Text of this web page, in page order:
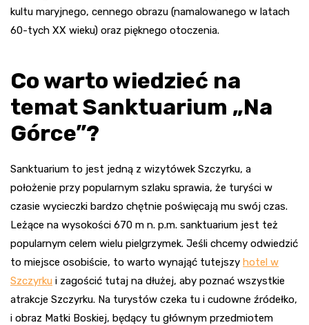
kultu maryjnego, cennego obrazu (namalowanego w latach
60-tych XX wieku) oraz pięknego otoczenia.
Co warto wiedzieć na
temat Sanktuarium „Na
Górce”?
Sanktuarium to jest jedną z wizytówek Szczyrku, a
położenie przy popularnym szlaku sprawia, że turyści w
czasie wycieczki bardzo chętnie poświęcają mu swój czas.
Leżące na wysokości 670 m n. p.m. sanktuarium jest też
popularnym celem wielu pielgrzymek. Jeśli chcemy odwiedzić
to miejsce osobiście, to warto wynająć tutejszy hotel w
Szczyrku i zagościć tutaj na dłużej, aby poznać wszystkie
atrakcje Szczyrku. Na turystów czeka tu i cudowne źródełko,
i obraz Matki Boskiej, będący tu głównym przedmiotem